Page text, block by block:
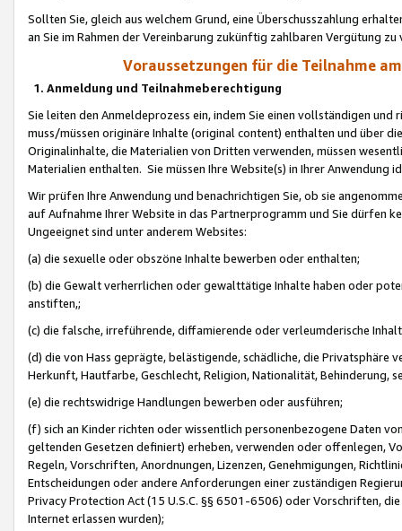
Sollten Sie, gleich aus welchem Grund, eine Überschusszahlung
an Sie im Rahmen der Vereinbarung zukünftig zahlbaren Vergütung zu
Voraussetzungen für die Teilnahme
1. Anmeldung und Teilnahmeberechtigung
Sie leiten den Anmeldeprozess ein, indem Sie einen vollständigen
muss/müssen originäre Inhalte (original content) enthalten und über
Originalinhalte, die Materialien von Dritten verwenden, müssen
Materialien enthalten. Sie müssen Ihre Website(s) in Ihrer Anwendung
Wir prüfen Ihre Anwendung und benachrichtigen Sie, ob sie
auf Aufnahme Ihrer Website in das Partnerprogramm und Sie dürfen
Ungeeignet sind unter anderem Websites:
(a) die sexuelle oder obszöne Inhalte bewerben oder enthalten;
(b) die Gewalt verherrlichen oder gewalttätige Inhalte haben oder
anstiften,;
(c) die falsche, irreführende, diffamierende oder verleumderische
(d) die von Hass geprägte, belästigende, schädliche, die Privatsphäre
Herkunft, Hautfarbe, Geschlecht, Religion, Nationalität, Behinderung,
(e) die rechtswidrige Handlungen bewerben oder ausführen;
(f) sich an Kinder richten oder wissentlich personenbezogene Daten
geltenden Gesetzen definiert) erheben, verwenden oder offenlegen,
Regeln, Vorschriften, Anordnungen, Lizenzen, Genehmigungen,
Entscheidungen oder andere Anforderungen einer zuständigen
Privacy Protection Act (15 U.S.C. §§ 6501-6506) oder Vorschriften,
Internet erlassen wurden);